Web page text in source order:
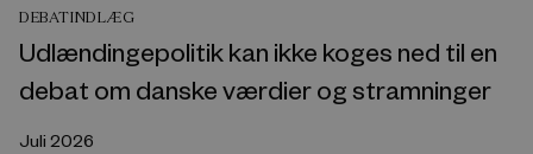
DEBATINDLÆG
Udlændingepolitik kan ikke koges ned til en
debat om danske værdier og stramninger
Juli 2026